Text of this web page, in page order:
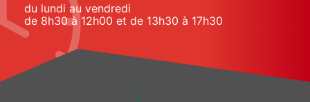
du lundi au vendredi
de 8h30 à 12h00 et de 13h30 à 17h30